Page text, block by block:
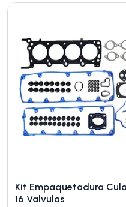
Kit Empaquetadura
16 Valvulas